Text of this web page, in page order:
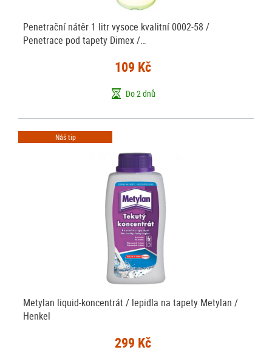
Penetrační nátěr 1 litr vysoce kvalitní 0002-58 /
Penetrace pod tapety Dimex /…
109 Kč
Do 2 dnů
Náš tip
Metylan liquid-koncentrát / lepidla na tapety Metylan /
Henkel
299 Kč